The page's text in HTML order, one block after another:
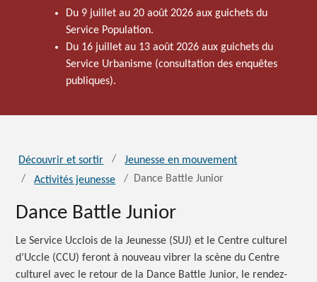
Du 9 juillet au 20 août 2026 aux guichets du
Service Population.
Du 16 juillet au 13 août 2026 aux guichets du
Service Urbanisme (consultation des enquêtes
publiques).
Découvrir et sortir
Jeunesse en mouvement
Activités jeunesse
Dance Battle Junior
Dance Battle Junior
Le Service Ucclois de la Jeunesse (SUJ) et le Centre culturel
d’Uccle (CCU) feront à nouveau vibrer la scène du Centre
culturel avec le retour de la Dance Battle Junior, le rendez-